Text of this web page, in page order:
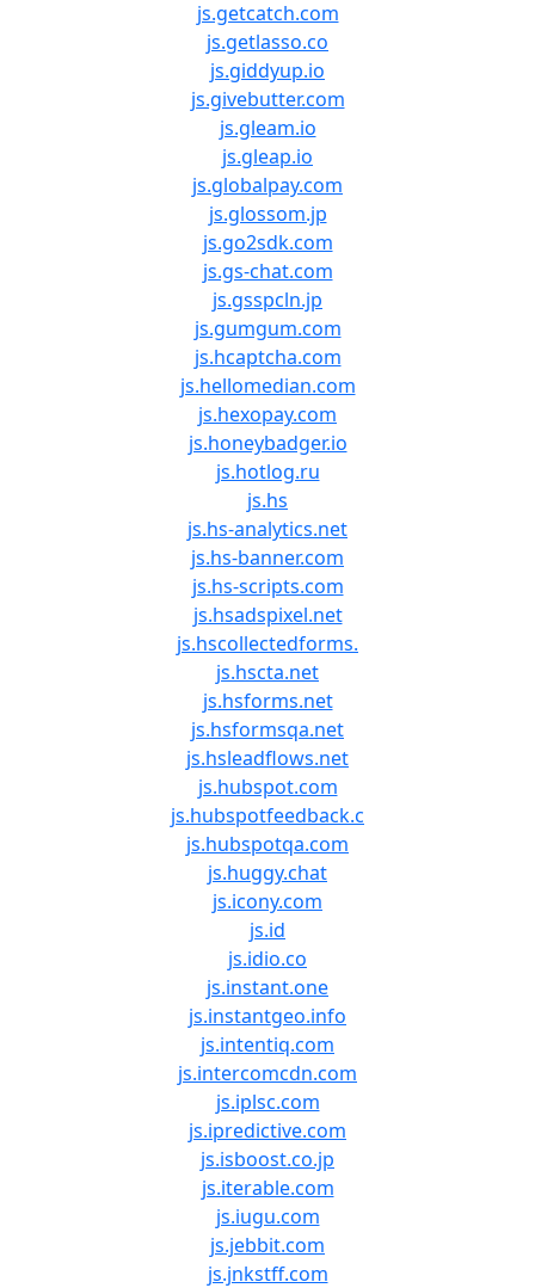
js.getcatch.com
js.getlasso.co
js.giddyup.io
js.givebutter.com
js.gleam.io
js.gleap.io
js.globalpay.com
js.glossom.jp
js.go2sdk.com
js.gs-chat.com
js.gsspcln.jp
js.gumgum.com
js.hcaptcha.com
js.hellomedian.com
js.hexopay.com
js.honeybadger.io
js.hotlog.ru
js.hs
js.hs-analytics.net
js.hs-banner.com
js.hs-scripts.com
js.hsadspixel.net
js.hscollectedforms.
js.hscta.net
js.hsforms.net
js.hsformsqa.net
js.hsleadflows.net
js.hubspot.com
js.hubspotfeedback.c
js.hubspotqa.com
js.huggy.chat
js.icony.com
js.id
js.idio.co
js.instant.one
js.instantgeo.info
js.intentiq.com
js.intercomcdn.com
js.iplsc.com
js.ipredictive.com
js.isboost.co.jp
js.iterable.com
js.iugu.com
js.jebbit.com
js.jnkstff.com